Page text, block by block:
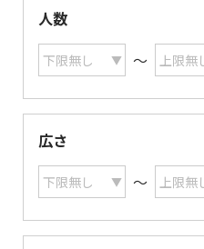
人数
〜
広さ
〜